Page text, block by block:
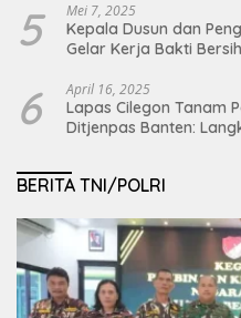
5 Mei 7, 2025
Kepala Dusun dan
Gelar Kerja Bakti
6 April 16, 2025
Lapas Cilegon Tanam
Ditjenpas Banten:
BERITA TNI/POLRI